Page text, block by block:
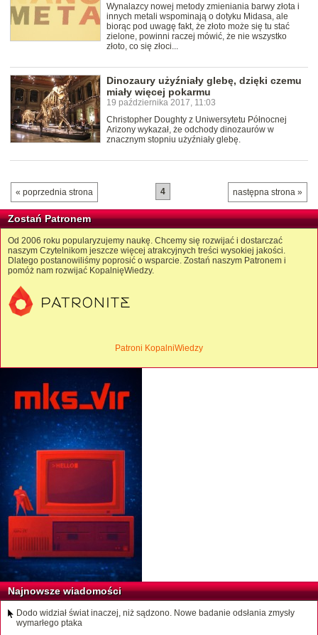
Wynalazcy nowej metody zmieniania barwy złota i
innych metali wspominają o dotyku Midasa, ale
biorąc pod uwagę fakt, że złoto może się tu stać
zielone, powinni raczej mówić, że nie wszystko
złoto, co się złoci...
Dinozaury użyźniały glebę, dzięki czemu
miały więcej pokarmu
19 października 2017, 11:03
Christopher Doughty z Uniwersytetu Północnej
Arizony wykazał, że odchody dinozaurów w
znacznym stopniu użyźniały glebę.
« poprzednia strona następna strona »
4
Zostań Patronem
Od 2006 roku popularyzujemy naukę. Chcemy się rozwijać i dostarczać
naszym Czytelnikom jeszcze więcej atrakcyjnych treści wysokiej jakości.
Dlatego postanowiliśmy poprosić o wsparcie. Zostań naszym Patronem i
pomóż nam rozwijać KopalnięWiedzy.
Patroni KopalniWiedzy
Najnowsze wiadomości
Dodo widział świat inaczej, niż sądzono. Nowe badanie odsłania zmysły
wymarłego ptaka